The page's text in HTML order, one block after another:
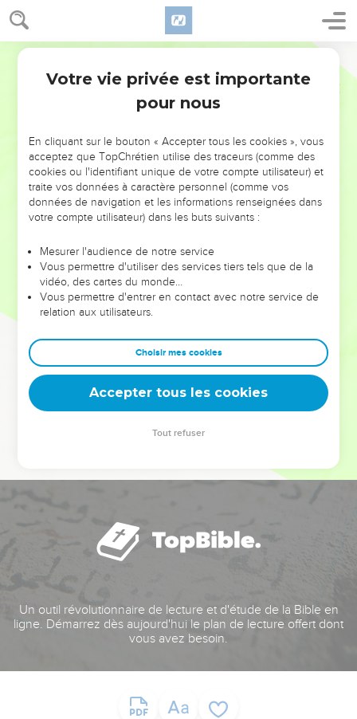
NE MANQUEZ PAS L’ÉVÉNEMENT
DE L’ANNÉE !
ET SI LEURS ERREURS POUVAIENT VOUS ÉVITER LES
VOTRES ?
leur foi ou leur vision. Mais on voit moins les doutes, les erreurs
et les saisons difficiles qu'ils ont traversés, alors même que ce
sont elles qui les ont façonnés.
Dans cette conférence, leaders, entrepreneurs, et responsables
clés pour avancer avec plus de sagesse afin que leurs erreurs
deviennent vos tremplins. Que vous guidiez un ministère, une
équipe, un groupe ou une famille, leur expérience est faite
Un outil révolutionnaire de lecture et d'étude de la Bible en
ligne. Démarrez dès aujourd'hui le plan de lecture offert dont
vous avez besoin.
Votre vie privée est importante
pour nous
En cliquant sur le bouton « Accepter tous les cookies », vous
acceptez que TopChrétien utilise des traceurs (comme des
cookies ou l'identifiant unique de votre compte utilisateur) et
traite vos données à caractère personnel (comme vos
données de navigation et les informations renseignées dans
votre compte utilisateur) dans les buts suivants :
Mesurer l'audience de notre service
Vous permettre d'utiliser des services tiers tels que de la
vidéo, des cartes du monde…
Vous permettre d'entrer en contact avec notre service de
relation aux utilisateurs.
Choisir mes cookies
Accepter tous les cookies
Tout refuser